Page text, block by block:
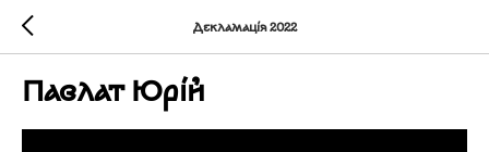
Декламація 2022
Павлат Юрій